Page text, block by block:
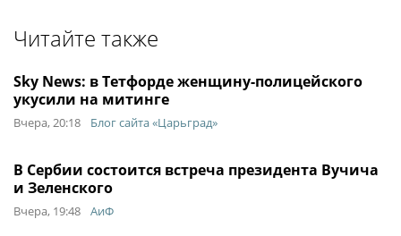
Читайте также
Sky News: в Тетфорде женщину-полицейского
укусили на митинге
Вчера, 20:18 Блог сайта «Царьград»
В Сербии состоится встреча президента Вучича
и Зеленского
Вчера, 19:48 АиФ